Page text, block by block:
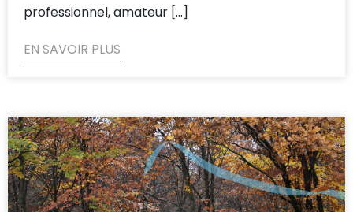
professionnel, amateur [...]
EN SAVOIR PLUS